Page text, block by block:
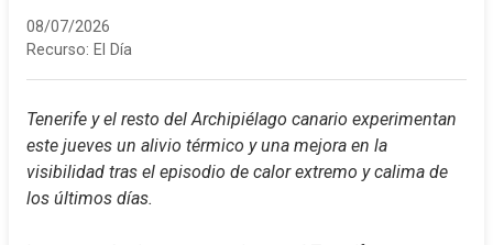
08/07/2026
Recurso: El Día
Tenerife y el resto del Archipiélago canario experimentan
este jueves un alivio térmico y una mejora en la
visibilidad tras el episodio de calor extremo y calima de
los últimos días.